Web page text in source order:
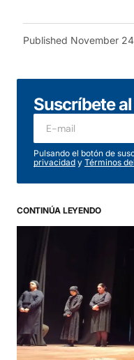
Published November
Suscríbete
Pulsando el botón de
privacidad y Términos
CONTINÚA LEYENDO